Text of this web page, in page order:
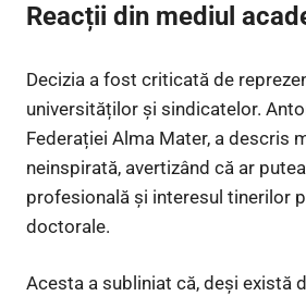
Reacții din mediul
Decizia a fost criticată de
universităților și sindicatelor.
Federației Alma Mater, a descris
neinspirată, avertizând că ar
profesională și interesul tinerilor
doctorale.
Acesta a subliniat că, deși există